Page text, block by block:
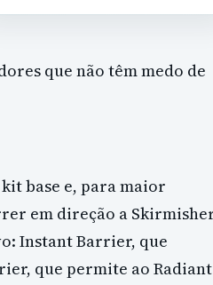
que não têm medo de
base e, para maior
em direção a
Instant Barrier, que
que permite ao Radiant